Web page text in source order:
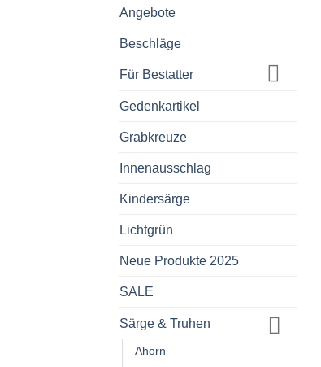
Angebote
Beschläge
Für Bestatter
Gedenkartikel
Grabkreuze
Innenausschlag
Kindersärge
Lichtgrün
Neue Produkte 2025
SALE
Särge & Truhen
Ahorn